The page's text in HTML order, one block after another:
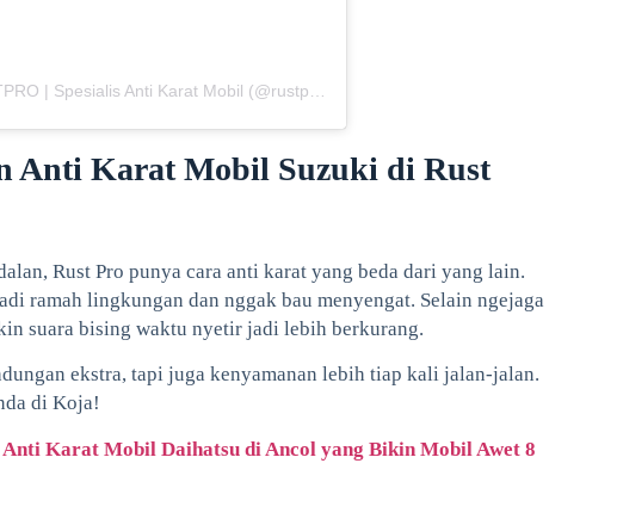
Anti Karat Mobil Suzuki di Rust
Rust Pro punya cara anti karat yang beda dari yang lain.
ramah lingkungan dan nggak bau menyengat. Selain ngejaga
suara bising waktu nyetir jadi lebih berkurang.
ekstra, tapi juga kenyamanan lebih tiap kali jalan-jalan.
di Koja!
Karat Mobil Daihatsu di Ancol yang Bikin Mobil Awet 8